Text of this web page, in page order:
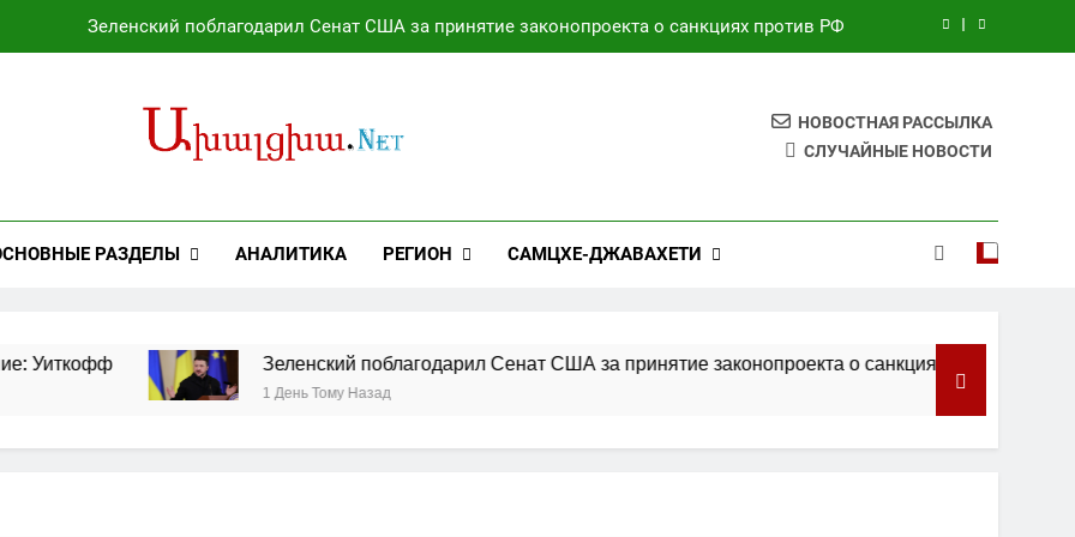
Зеленский поблагодарил Сенат США за принятие законопроекта о санкциях против РФ
Трамп подписал два указа об ограничении предоставления гражданства США по праву рождения
НОВОСТНАЯ РАССЫЛКА
СЛУЧАЙНЫЕ НОВОСТИ
РАЗДЕЛЫ АНАЛИТИКА РЕГИОН САМЦХЕ-ДЖАВАХЕТИ
Зеленский поблагодарил Сенат США за принятие законопроекта о санкциях против РФ
1 День Тому Назад